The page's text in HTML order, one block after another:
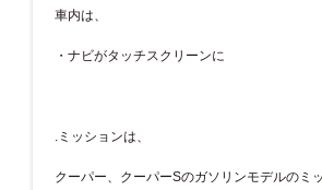
車内は、
・ナビがタッチスクリーンに
.ミッションは、
クーパー、クーパーSのガソリンモデルのミ